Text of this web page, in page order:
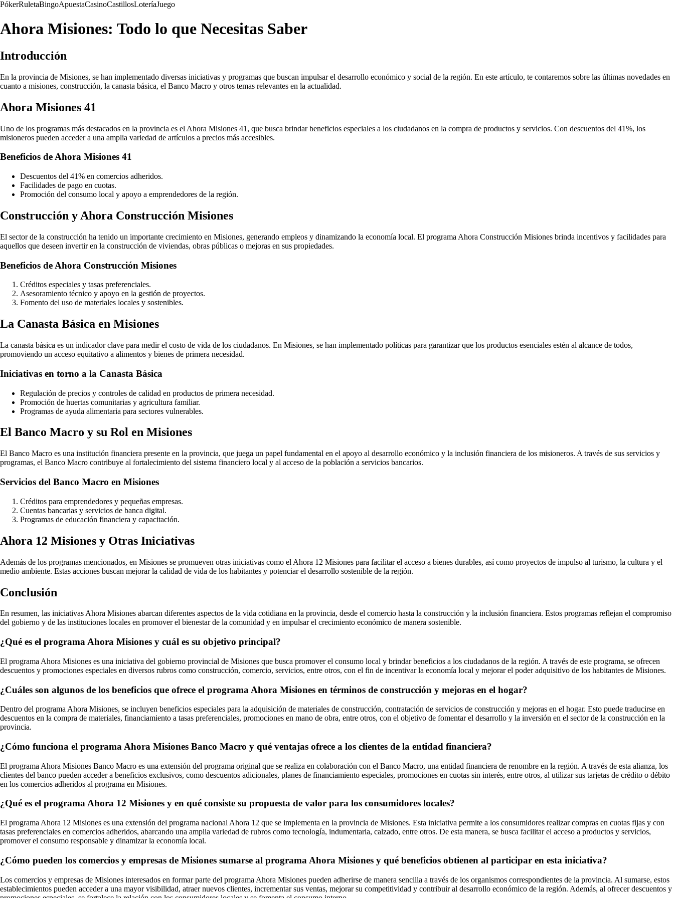
PókerRuletaBingoApuestaCasinoCastillosLoteríaJuego
Ahora Misiones: Todo lo que Necesitas Saber
Introducción
En la provincia de Misiones, se han implementado diversas iniciativas y programas que buscan impulsar el desarrollo económico y social de la región. En este artículo, te contaremos sobre las últimas novedades en
cuanto a misiones, construcción, la canasta básica, el Banco Macro y otros temas relevantes en la actualidad.
Ahora Misiones 41
Uno de los programas más destacados en la provincia es el Ahora Misiones 41, que busca brindar beneficios especiales a los ciudadanos en la compra de productos y servicios. Con descuentos del 41%, los
misioneros pueden acceder a una amplia variedad de artículos a precios más accesibles.
Beneficios de Ahora Misiones 41
Descuentos del 41% en comercios adheridos.
Facilidades de pago en cuotas.
Promoción del consumo local y apoyo a emprendedores de la región.
Construcción y Ahora Construcción Misiones
El sector de la construcción ha tenido un importante crecimiento en Misiones, generando empleos y dinamizando la economía local. El programa Ahora Construcción Misiones brinda incentivos y facilidades para
aquellos que deseen invertir en la construcción de viviendas, obras públicas o mejoras en sus propiedades.
Beneficios de Ahora Construcción Misiones
Créditos especiales y tasas preferenciales.
Asesoramiento técnico y apoyo en la gestión de proyectos.
Fomento del uso de materiales locales y sostenibles.
La Canasta Básica en Misiones
La canasta básica es un indicador clave para medir el costo de vida de los ciudadanos. En Misiones, se han implementado políticas para garantizar que los productos esenciales estén al alcance de todos,
promoviendo un acceso equitativo a alimentos y bienes de primera necesidad.
Iniciativas en torno a la Canasta Básica
Regulación de precios y controles de calidad en productos de primera necesidad.
Promoción de huertas comunitarias y agricultura familiar.
Programas de ayuda alimentaria para sectores vulnerables.
El Banco Macro y su Rol en Misiones
El Banco Macro es una institución financiera presente en la provincia, que juega un papel fundamental en el apoyo al desarrollo económico y la inclusión financiera de los misioneros. A través de sus servicios y
programas, el Banco Macro contribuye al fortalecimiento del sistema financiero local y al acceso de la población a servicios bancarios.
Servicios del Banco Macro en Misiones
Créditos para emprendedores y pequeñas empresas.
Cuentas bancarias y servicios de banca digital.
Programas de educación financiera y capacitación.
Ahora 12 Misiones y Otras Iniciativas
Además de los programas mencionados, en Misiones se promueven otras iniciativas como el Ahora 12 Misiones para facilitar el acceso a bienes durables, así como proyectos de impulso al turismo, la cultura y el
medio ambiente. Estas acciones buscan mejorar la calidad de vida de los habitantes y potenciar el desarrollo sostenible de la región.
Conclusión
En resumen, las iniciativas Ahora Misiones abarcan diferentes aspectos de la vida cotidiana en la provincia, desde el comercio hasta la construcción y la inclusión financiera. Estos programas reflejan el compromiso
del gobierno y de las instituciones locales en promover el bienestar de la comunidad y en impulsar el crecimiento económico de manera sostenible.
¿Qué es el programa Ahora Misiones y cuál es su objetivo principal?
El programa Ahora Misiones es una iniciativa del gobierno provincial de Misiones que busca promover el consumo local y brindar beneficios a los ciudadanos de la región. A través de este programa, se ofrecen
descuentos y promociones especiales en diversos rubros como construcción, comercio, servicios, entre otros, con el fin de incentivar la economía local y mejorar el poder adquisitivo de los habitantes de Misiones.
¿Cuáles son algunos de los beneficios que ofrece el programa Ahora Misiones en términos de construcción y mejoras en el hogar?
Dentro del programa Ahora Misiones, se incluyen beneficios especiales para la adquisición de materiales de construcción, contratación de servicios de construcción y mejoras en el hogar. Esto puede traducirse en
descuentos en la compra de materiales, financiamiento a tasas preferenciales, promociones en mano de obra, entre otros, con el objetivo de fomentar el desarrollo y la inversión en el sector de la construcción en la
provincia.
¿Cómo funciona el programa Ahora Misiones Banco Macro y qué ventajas ofrece a los clientes de la entidad financiera?
El programa Ahora Misiones Banco Macro es una extensión del programa original que se realiza en colaboración con el Banco Macro, una entidad financiera de renombre en la región. A través de esta alianza, los
clientes del banco pueden acceder a beneficios exclusivos, como descuentos adicionales, planes de financiamiento especiales, promociones en cuotas sin interés, entre otros, al utilizar sus tarjetas de crédito o débito
en los comercios adheridos al programa en Misiones.
¿Qué es el programa Ahora 12 Misiones y en qué consiste su propuesta de valor para los consumidores locales?
El programa Ahora 12 Misiones es una extensión del programa nacional Ahora 12 que se implementa en la provincia de Misiones. Esta iniciativa permite a los consumidores realizar compras en cuotas fijas y con
tasas preferenciales en comercios adheridos, abarcando una amplia variedad de rubros como tecnología, indumentaria, calzado, entre otros. De esta manera, se busca facilitar el acceso a productos y servicios,
promover el consumo responsable y dinamizar la economía local.
¿Cómo pueden los comercios y empresas de Misiones sumarse al programa Ahora Misiones y qué beneficios obtienen al participar en esta iniciativa?
Los comercios y empresas de Misiones interesados en formar parte del programa Ahora Misiones pueden adherirse de manera sencilla a través de los organismos correspondientes de la provincia. Al sumarse, estos
establecimientos pueden acceder a una mayor visibilidad, atraer nuevos clientes, incrementar sus ventas, mejorar su competitividad y contribuir al desarrollo económico de la región. Además, al ofrecer descuentos y